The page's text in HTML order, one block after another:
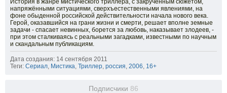
История в жанре мистического триллера, с закрученным сюжетом,
напряжёнными ситуациями, сверхъестественными явлениями, на
фоне обыденной российской действительности начала нового века.
Герой, оказавшийся на грани жизни и смерти, решает вполне земные
задачи - спасает невинных, борется за любовь, наказывает злодеев, -
при этом сталкиваясь с реальными загадками, известными по научным
и скандальным публикациям.
Дата создания: 14 сентября 2011
Теги: Сериал, Мистика, Триллер, россия, 2006, 16+
Подписчики 86